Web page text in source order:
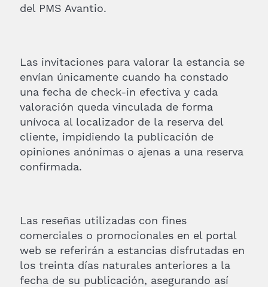
del PMS Avantio.
Las invitaciones para valorar la estancia se
envían únicamente cuando ha constado
una fecha de check-in efectiva y cada
valoración queda vinculada de forma
unívoca al localizador de la reserva del
cliente, impidiendo la publicación de
opiniones anónimas o ajenas a una reserva
confirmada.
Las reseñas utilizadas con fines
comerciales o promocionales en el portal
web se referirán a estancias disfrutadas en
los treinta días naturales anteriores a la
fecha de su publicación, asegurando así